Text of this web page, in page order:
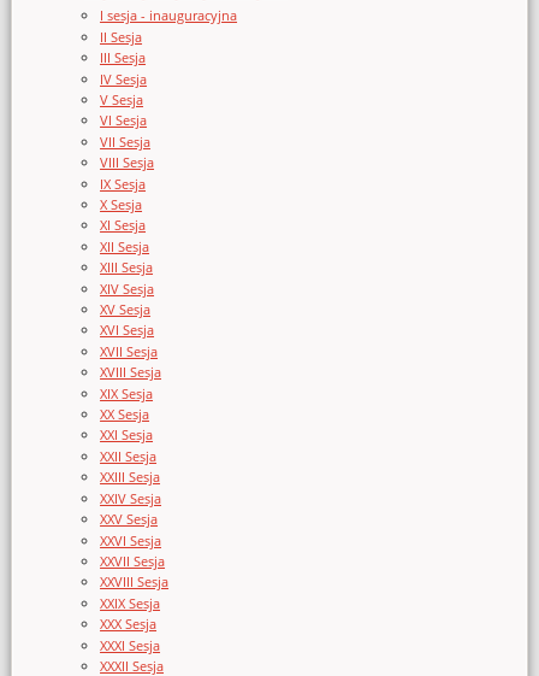
I sesja - inauguracyjna
II Sesja
III Sesja
IV Sesja
V Sesja
VI Sesja
VII Sesja
VIII Sesja
IX Sesja
X Sesja
XI Sesja
XII Sesja
XIII Sesja
XIV Sesja
XV Sesja
XVI Sesja
XVII Sesja
XVIII Sesja
XIX Sesja
XX Sesja
XXI Sesja
XXII Sesja
XXIII Sesja
XXIV Sesja
XXV Sesja
XXVI Sesja
XXVII Sesja
XXVIII Sesja
XXIX Sesja
XXX Sesja
XXXI Sesja
XXXII Sesja